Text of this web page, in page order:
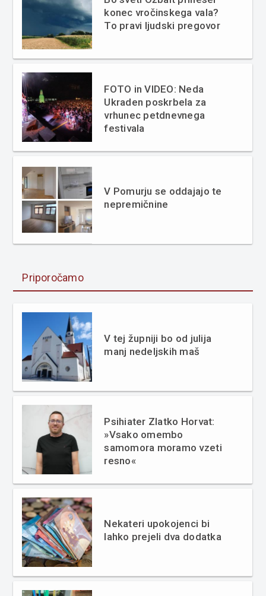
konec vročinskega vala?
To pravi ljudski pregovor
FOTO in VIDEO: Neda
Ukraden poskrbela za
vrhunec petdnevnega
festivala
V Pomurju se oddajajo te
nepremičnine
Priporočamo
V tej župniji bo od julija
manj nedeljskih maš
Psihiater Zlatko Horvat:
»Vsako omembo
samomora moramo vzeti
resno«
Nekateri upokojenci bi
lahko prejeli dva dodatka